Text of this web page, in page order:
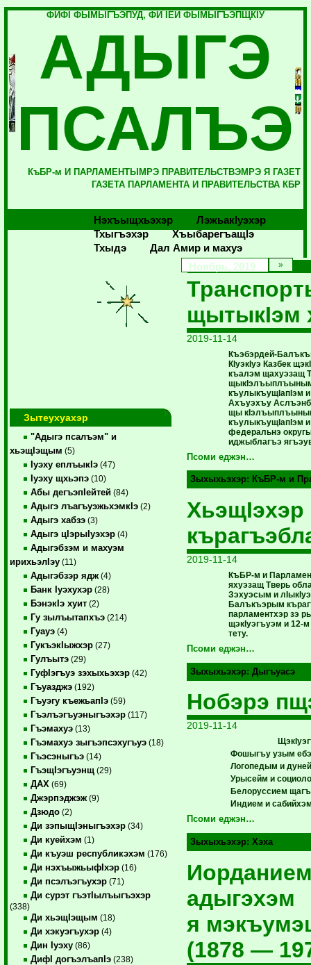
ФИФI ФЫМЫГЪЭПУД, ФИ IЕЙ ФЫМЫГЪЭПЩКIУ
АДЫГЭ
ПСАЛЪЭ
КъБР-м И ПАРЛАМЕНТЫМРЭ ПРАВИТЕЛЬСТВЭМРЭ Я ГАЗЕТ
ГАЗЕТА ПАРЛАМЕНТА И ПРАВИТЕЛЬСТВА КБР
Нэхъыщхьэхэр
Лэжьакlуэхэр
Тхыгъэхэр
Хъыбарегъащlэ
Тхыдэ
Дал Амир и махуэ
Зытеухуахэр
"Адыгэ псалъэм" и
хьэщIэщым (5)
Iуэху еплъыкIэ (47)
Iуэху щхьэпэ (10)
Абы дегъэпIейтей (84)
Адыгэ лъагъуэжьхэмкIэ (2)
Адыгэ хабзэ (3)
Адыгэ цIэрыIуэхэр (4)
Адыгэбзэм и махуэм
ирихьэлIэу (11)
Адыгэбзэр ядж (4)
Банк Iуэхухэр (28)
БэнэкIэ хуит (2)
Гу зылъытапхъэ (214)
Гуауэ (4)
ГукъэкIыжхэр (27)
Гулъытэ (29)
ГуфIэгъуэ зэхыхьэхэр (42)
Гъуазджэ (192)
Гъуэгу къежьапIэ (59)
Гъэлъэгъуэныгъэхэр (117)
Гъэмахуэ (13)
Гъэмахуэ зыгъэпсэхугъуэ (18)
Гъэсэныгъэ (14)
ГъэщIэгъуэнщ (29)
ДАХ (69)
Джэрпэджэж (9)
Дзюдо (2)
Ди зэпыщIэныгъэхэр (34)
Ди куейхэм (1)
Ди къуэш республикэхэм (176)
Ди нэхъыжьыфIхэр (16)
Ди псэлъэгъухэр (71)
Ди сурэт гъэтIылъыгъэхэр
(338)
Ди хьэщIэщым (18)
Ди хэкуэгъухэр (4)
Дин Iуэху (86)
ДифI догъэлъапIэ (238)
Ноябрь, 2019
щытыкIэм
2019-11-14
Къэбэрдей-
КIуэкIуэ Казбек
къалэм щахуэзащ
къулыкъущIапIэм
Ахъуэхъу
щы
къулыкъущIапIэм и
федеральнэ
иджыблагъэ
Псоми еджэн…
Зыхыхьэхэр: КъБР-м и
ХьэщIэхэр
2019-11-14
КъБР-м и
яхуэзащ Тверь
Зэхуэсым и
Балъкъэрым
парламентхэр зэ
щэкIуэгъуэм и 12-
тету.
Псоми еджэн…
Зыхыхьэхэр: Дыгъуасэ
Нобэрэ
2019-11-14
Фошыгъу узым
Логопедым и
Урысейм и
Белоруссием
Индием и
Псоми еджэн…
Зыхыхьэхэр: Хэха
адыгэхэм
я
(1878 —